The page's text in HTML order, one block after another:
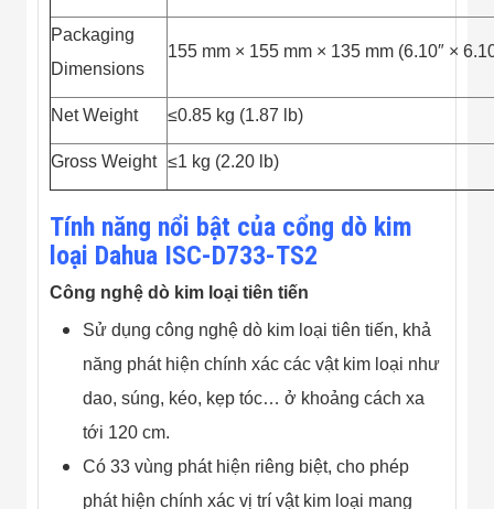
Packaging
Dimensions
155 mm × 155 mm × 135 mm (6.10″ ×
Net Weight ≤0.85 kg (1.87 lb)
Gross Weight ≤1 kg (2.20 lb)
Tính năng nổi bật của cổng dò kim
loại Dahua ISC-D733-TS2
Công nghệ dò kim loại tiên tiến
Sử dụng công nghệ dò kim loại tiên tiến, khả
năng phát hiện chính xác các vật kim loại như
dao, súng, kéo, kẹp tóc… ở khoảng cách xa
tới 120 cm.
Có 33 vùng phát hiện riêng biệt, cho phép
phát hiện chính xác vị trí vật kim loại mang